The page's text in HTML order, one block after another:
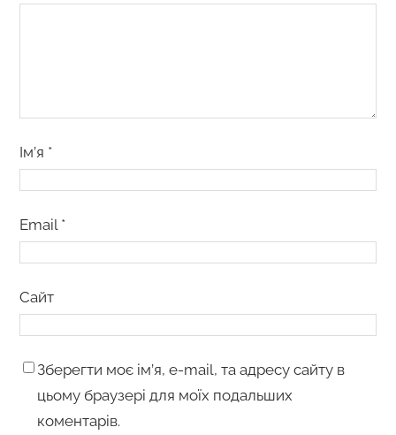
Ім’я *
Email *
Сайт
Зберегти моє ім’я, e-mail, та адресу сайту в
цьому браузері для моїх подальших
коментарів.